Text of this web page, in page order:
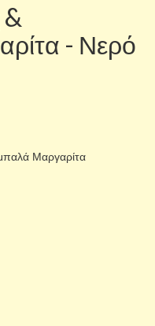
&
- Νερό
Μαργαρίτα